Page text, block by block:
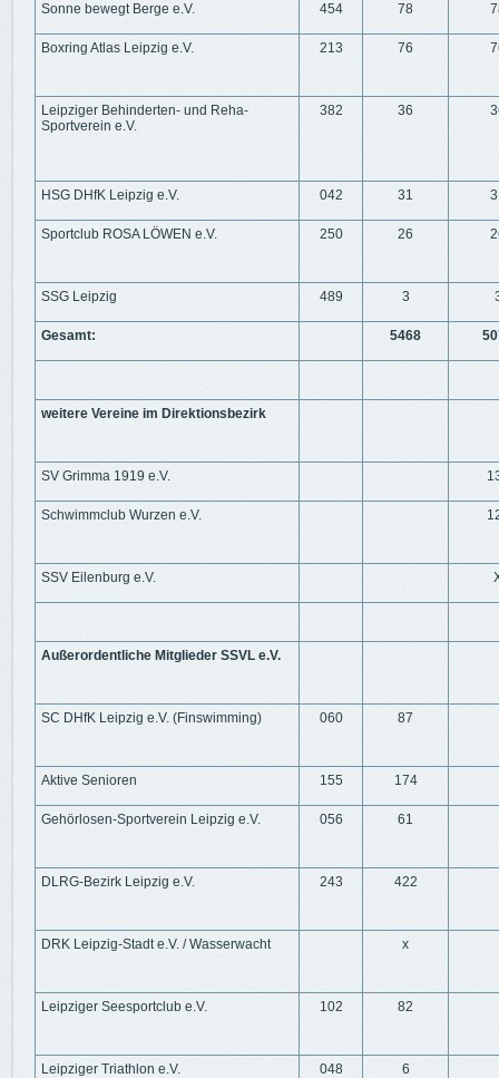
Sonne bewegt Berge e.V. 454 78
Boxring Atlas Leipzig e.V. 213 76
Leipziger Behinderten- und Reha-
Sportverein e.V.
382 36
HSG DHfK Leipzig e.V. 042 31
Sportclub ROSA LÖWEN e.V. 250 26
SSG Leipzig 489 3
Gesamt: 5468
weitere Vereine im Direktionsbezirk
SV Grimma 1919 e.V.
Schwimmclub Wurzen e.V.
SSV Eilenburg e.V.
Außerordentliche Mitglieder SSVL e.V.
SC DHfK Leipzig e.V. (Finswimming) 060 87
Aktive Senioren 155 174
Gehörlosen-Sportverein Leipzig e.V. 056 61
DLRG-Bezirk Leipzig e.V. 243 422
DRK Leipzig-Stadt e.V. / Wasserwacht x
Leipziger Seesportclub e.V. 102 82
Leipziger Triathlon e.V. 048 6